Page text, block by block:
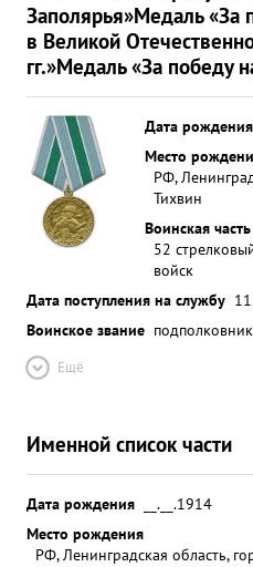
Заполярья»Медаль «За
в Великой
гг.»Медаль «За победу
Дата рождения
Место
РФ,
Тихвин
Воинская часть
52
войск
Дата поступления на службу
Воинское звание подполковник
Ещё
Именной список части
Дата рождения
__.__.1914
Место рождения
РФ, Ленинградская область,